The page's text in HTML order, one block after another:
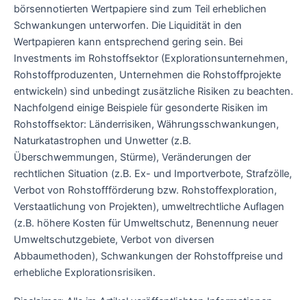
börsennotierten Wertpapiere sind zum Teil erheblichen
Schwankungen unterworfen. Die Liquidität in den
Wertpapieren kann entsprechend gering sein. Bei
Investments im Rohstoffsektor (Explorationsunternehmen,
Rohstoffproduzenten, Unternehmen die Rohstoffprojekte
entwickeln) sind unbedingt zusätzliche Risiken zu beachten.
Nachfolgend einige Beispiele für gesonderte Risiken im
Rohstoffsektor: Länderrisiken, Währungsschwankungen,
Naturkatastrophen und Unwetter (z.B.
Überschwemmungen, Stürme), Veränderungen der
rechtlichen Situation (z.B. Ex- und Importverbote, Strafzölle,
Verbot von Rohstoffförderung bzw. Rohstoffexploration,
Verstaatlichung von Projekten), umweltrechtliche Auflagen
(z.B. höhere Kosten für Umweltschutz, Benennung neuer
Umweltschutzgebiete, Verbot von diversen
Abbaumethoden), Schwankungen der Rohstoffpreise und
erhebliche Explorationsrisiken.